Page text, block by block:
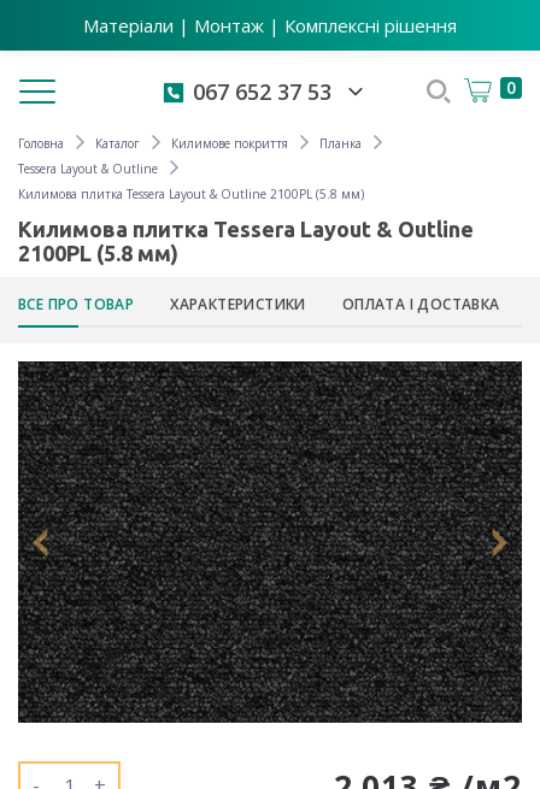
Матеріали | Монтаж | Комплексні рішення
Toggle navigation 067 652 37 53 0
Головна Каталог Килимове покриття
Планка
Tessera Layout & Outline
Килимова плитка Tessera Layout & Outline 2100PL (5.8 мм)
Килимова плитка Tessera Layout & Outline
2100PL (5.8 мм)
ВСЕ ПРО ТОВАР ХАРАКТЕРИСТИКИ ОПЛАТА І ДОСТАВКА